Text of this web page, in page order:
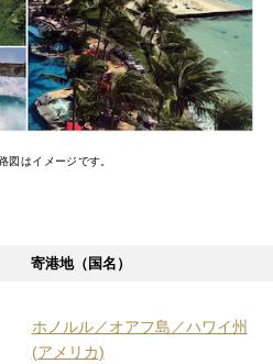
図はイメージです。
寄港地（国名）
ホノルル／オアフ島／ハワイ州
(アメリカ)